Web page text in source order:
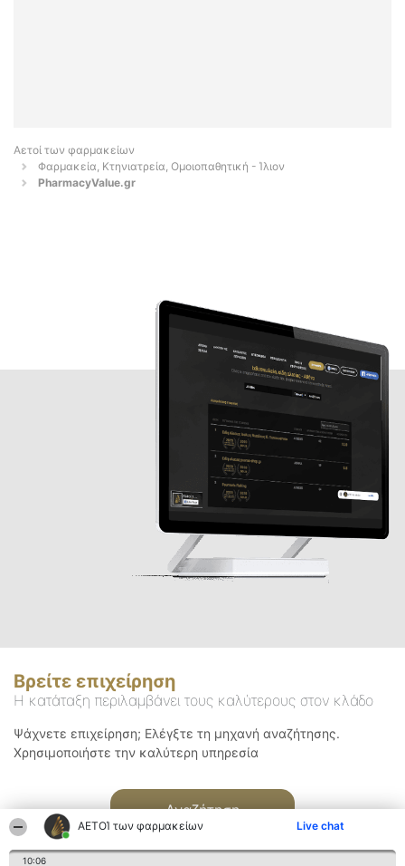
ΑΕΤΟΊ των φαρμακείων Live chat
10:06
Αετοί των φαρμακείων
Φαρμακεία, Κτηνιατρεία, Ομοιοπαθητική - Ίλιον
PharmacyValue.gr
Βρείτε επιχείρηση
Η κατάταξη περιλαμβάνει τους καλύτερους στον κλάδο
Ψάχνετε επιχείρηση; Ελέγξτε τη μηχανή αναζήτησης.
Χρησιμοποιήστε την καλύτερη υπηρεσία
Αναζήτηση